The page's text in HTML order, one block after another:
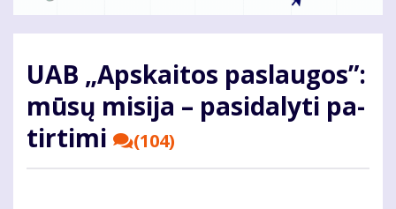
UAB „Ap­skai­tos pa­slau­gos”:
mū­sų mi­si­ja – pa­si­da­ly­ti pa­
tir­ti­mi
(104)